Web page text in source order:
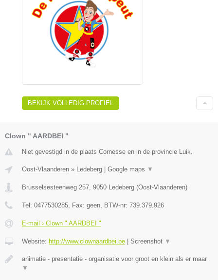
BEKIJK VOLLEDIG PROFIEL
Clown " AARDBEI "
Niet gevestigd in de plaats Cornesse en in de provincie Luik.
Oost-Vlaanderen » Ledeberg | Google maps ▼
Brusselsesteenweg 257 9050 Ledeberg (Oost-Vlaanderen)
Tel: 0477530285 , Fax: geen , BTW-nr: 739.379.926
E-mail › Clown " AARDBEI "
Website: http://www.clownaardbei.be | Screenshot ▼
animatie - presentatie - organisatie voor groot en klein als er maar
▼